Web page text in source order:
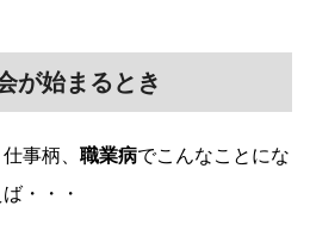
始まるとき
事柄、 職業病でこんなことにな
・・・